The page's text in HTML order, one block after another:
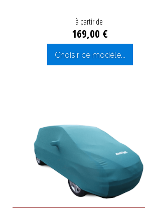
à partir de
169,00 €
Choisir ce modèle...